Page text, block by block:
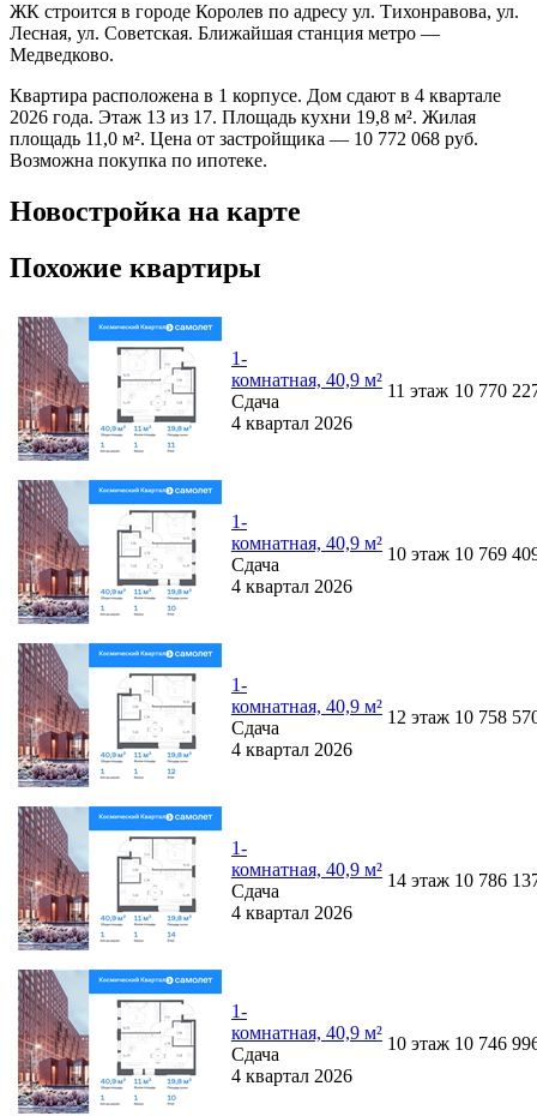
ЖК строится в городе Королев по адресу ул. Тихонравова, ул.
Лесная, ул. Советская. Ближайшая станция метро —
Медведково.
Квартира расположена в 1 корпусе. Дом сдают в 4 квартале
2026 года. Этаж 13 из 17. Площадь кухни 19,8 м². Жилая
площадь 11,0 м². Цена от застройщика — 10 772 068 руб.
Возможна покупка по ипотеке.
Новостройка на карте
Похожие квартиры
1-
комнатная, 40,9 м²
Сдача
4 квартал 2026
11 этаж 10 770
1-
комнатная, 40,9 м²
Сдача
4 квартал 2026
10 этаж 10 769
1-
комнатная, 40,9 м²
Сдача
4 квартал 2026
12 этаж 10 758
1-
комнатная, 40,9 м²
Сдача
4 квартал 2026
14 этаж 10 786
1-
комнатная, 40,9 м²
Сдача
4 квартал 2026
10 этаж 10 746